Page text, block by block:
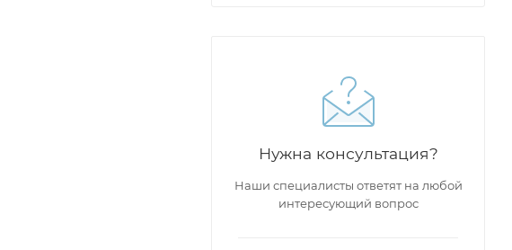
Нужна консультация?
Наши специалисты ответят на любой
интересующий вопрос